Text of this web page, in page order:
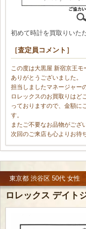
初めて時計を買取りいた
［査定員コメント］
この度は大黒屋 新宿京王モ
ありがとうございました。
担当しましたマネージャー
ロレックスのお買取りはど
っておりますので、金額に
す。
またご不要なお品物がござ
次回のご来店も心よりお待
東京都 渋谷区 50代 女性
ロレックス デイト